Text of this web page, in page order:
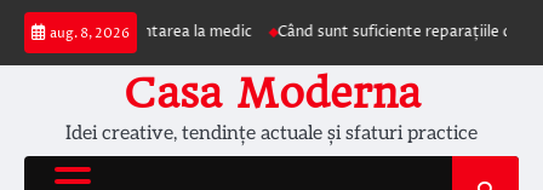
Skip
content
aug. 8, 2026
prezentarea la medic Când sunt suficiente reparațiile de acoperiș și
Casa Moderna
Idei creative, tendințe actuale și sfaturi practice